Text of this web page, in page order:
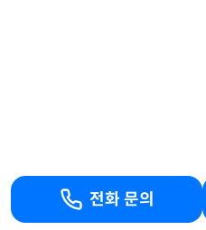
전화 문의